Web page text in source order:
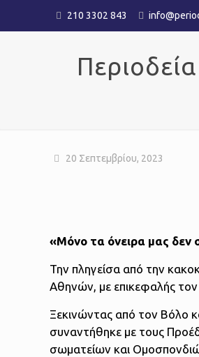
210 3302 843
20 Σεπτεμβρίου, 2023
«Μόνο τα όνειρα μας δεν
Την πληγείσα από την
Αθηνών, με επικεφαλής
Ξεκινώντας από τον Βόλο
συναντήθηκε με τους
σωματείων και